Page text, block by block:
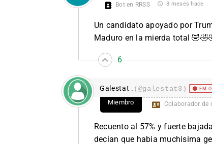
Bot en RRSS 8 meses hace
Un candidato apoyado por
Maduro en la mierda total
6
Galestat . (@galestat3) EM
Miembro Colaborador de
Recuento al 57% y fuerte
decian que habia muchisima